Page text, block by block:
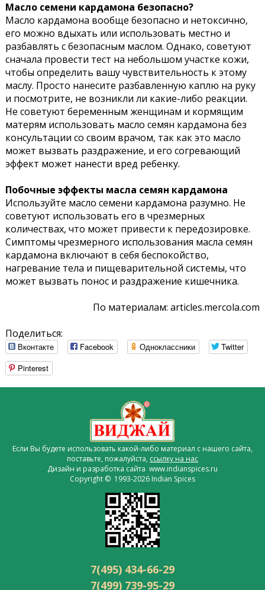
Масло семени кардамона безопасно?
Масло кардамона вообще безопасно и нетоксично,
его можно вдыхать или использовать местно и
разбавлять с безопасным маслом. Однако, советуют
сначала провести тест на небольшом участке кожи,
чтобы определить вашу чувствительность к этому
маслу. Просто нанесите разбавленную каплю на руку
и посмотрите, не возникли ли какие-либо реакции.
Не советуют беременным женщинам и кормящим
матерям использовать масло семян кардамона без
консультации со своим врачом, так как это масло
может вызвать раздражение, и его согревающий
эффект может нанести вред ребенку.
Побочные эффекты масла семян кардамона
Используйте масло семени кардамона разумно. Не
советуют использовать его в чрезмерных
количествах, что может привести к передозировке.
Симптомы чрезмерного использования масла семян
кардамона включают в себя беспокойство,
нагревание тела и пищеварительной системы, что
может вызвать понос и раздражение кишечника.
По материалам: articles.mercola.com
Поделиться:
Вконтакте Facebook Одноклассники
Twitter
Pinterest
Если Вы будете использовать какой-либо материал с нашего сайта,
поставьте, пожалуйста, ссылку на нас
Дизайн и разработка сайта www.indianspices.ru
Copyright © 1993-2026 Indian Spices
7(495) 434-66-29
7(499) 739-95-29